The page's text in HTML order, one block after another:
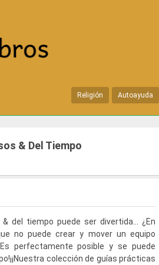
Religión Autoayuda
& Del Tiempo
del tiempo puede ser divertida… ¿En
no puede crear y mover un equipo
perfectamente posible y se puede
colección de guías prácticas